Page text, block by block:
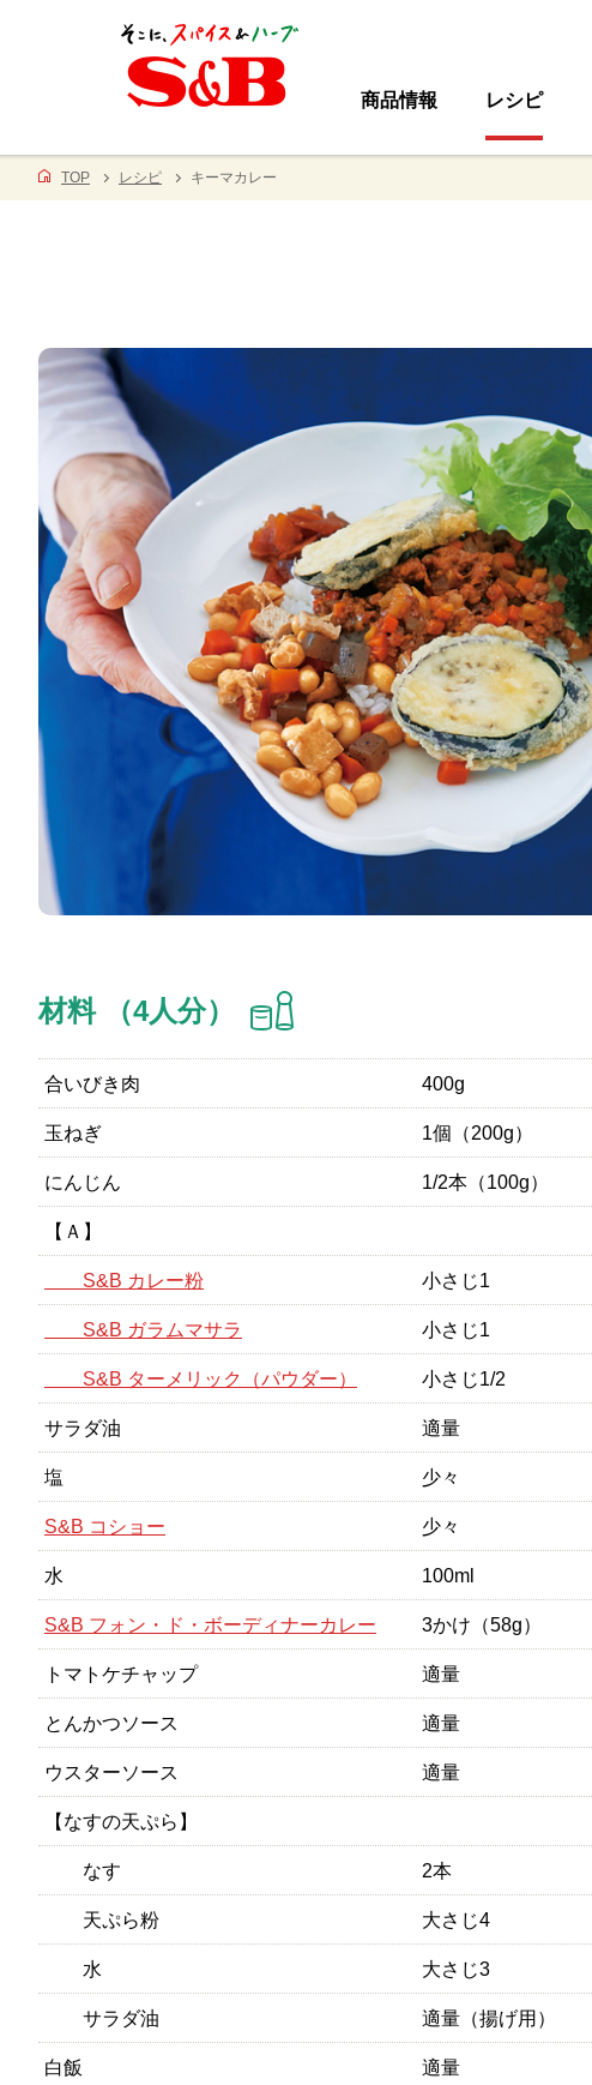
商品情報 レシピ
TOP レシピ キーマカレー
材料 （4人分）
合いびき肉 400g
玉ねぎ 1個（200g）
にんじん 1/2本（100g）
【Ａ】
S&B カレー粉 小さじ1
S&B ガラムマサラ 小さじ1
S&B ターメリック（パウダー） 小さじ1/2
サラダ油 適量
塩 少々
S&B コショー 少々
水 100ml
S&B フォン・ド・ボーディナーカレー 3かけ（58g）
トマトケチャップ 適量
とんかつソース 適量
ウスターソース 適量
【なすの天ぷら】
なす 2本
天ぷら粉 大さじ4
水 大さじ3
サラダ油 適量（揚げ用）
白飯 適量